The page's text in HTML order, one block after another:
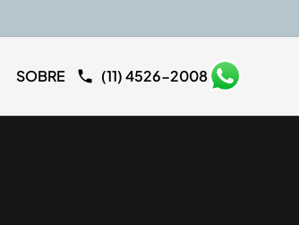
SOBRE (11) 4526-2008